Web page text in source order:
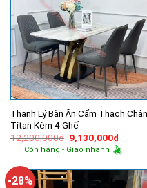
Thanh Lý Bàn Ăn Cẩm Thạch Chân
Titan Kèm 4 Ghế
12,200,000₫ Giá
gốc
là:
9,130,000₫Giá
hiện
tại
Còn hàng - Giao nhanh
-28%